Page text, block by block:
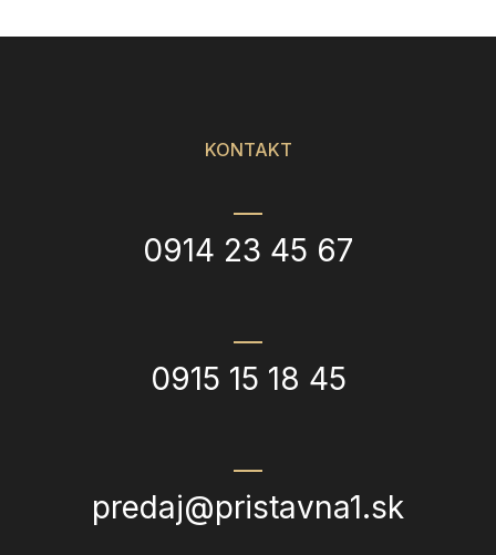
KONTAKT
0914 23 45 67
0915 15 18 45
predaj@pristavna1.sk